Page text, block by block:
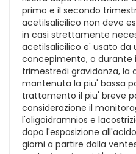
primo e il secondo
acetilsalicilico non deve
in casi strettamente
acetilsalicilico e' usato da
concepimento, o durante
trimestredi gravidanza, la
mantenuta la piu' bassa
trattamento il piu' breve
considerazione il
l'oligoidramnios e
dopo l'esposizione
giorni a partire dalla